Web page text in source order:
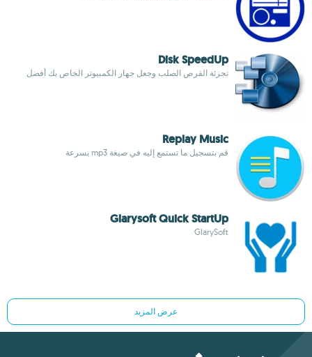
Disk SpeedUp
تجزئة القرص الصلب وجعل جهاز الكمبيوتر الخاص بك أفضل
Replay Music
قم بتسجيل ما تستمع إليه في صيغة mp3 بسرعة
Glarysoft Quick StartUp
GlarySoft
عرض المزيد